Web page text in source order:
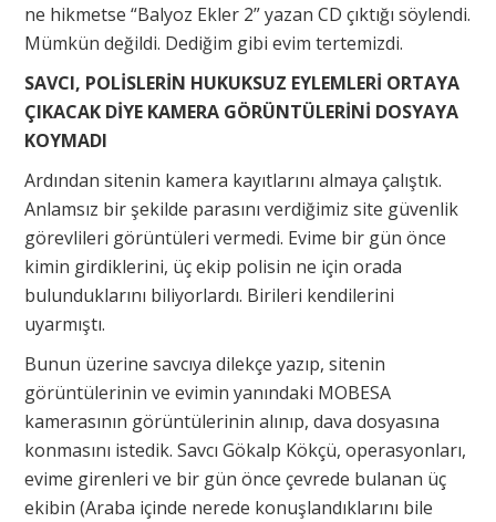
ne hikmetse “Balyoz Ekler 2” yazan CD çıktığı söylendi.
Mümkün değildi. Dediğim gibi evim tertemizdi.
SAVCI, POLİSLERİN HUKUKSUZ EYLEMLERİ ORTAYA
ÇIKACAK DİYE KAMERA GÖRÜNTÜLERİNİ DOSYAYA
KOYMADI
Ardından sitenin kamera kayıtlarını almaya çalıştık.
Anlamsız bir şekilde parasını verdiğimiz site güvenlik
görevlileri görüntüleri vermedi. Evime bir gün önce
kimin girdiklerini, üç ekip polisin ne için orada
bulunduklarını biliyorlardı. Birileri kendilerini
uyarmıştı.
Bunun üzerine savcıya dilekçe yazıp, sitenin
görüntülerinin ve evimin yanındaki MOBESA
kamerasının görüntülerinin alınıp, dava dosyasına
konmasını istedik. Savcı Gökalp Kökçü, operasyonları,
evime girenleri ve bir gün önce çevrede bulanan üç
ekibin (Araba içinde nerede konuşlandıklarını bile